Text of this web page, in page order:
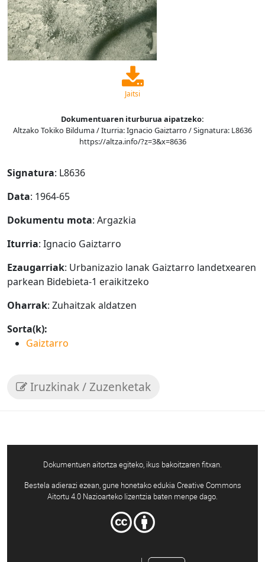
Jaitsi
Dokumentuaren iturburua aipatzeko:
Altzako Tokiko Bilduma / Iturria: Ignacio Gaiztarro / Signatura: L8636
https://altza.info/?z=3&x=8636
Signatura: L8636
Data: 1964-65
Dokumentu mota: Argazkia
Iturria: Ignacio Gaiztarro
Ezaugarriak: Urbanizazio lanak Gaiztarro landetxearen
parkean Bidebieta-1 eraikitzeko
Oharrak: Zuhaitzak aldatzen
Sorta(k):
Gaiztarro
Iruzkinak / Zuzenketak
Dokumentuen aitortza egiteko, ikus bakoitzaren fitxan.
Bestela adierazi ezean, gune honetako edukia Creative Commons
Aitortu 4.0 Nazioarteko lizentzia baten menpe dago.